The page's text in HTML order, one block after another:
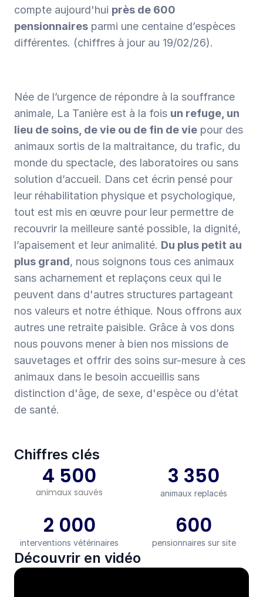
compte aujourd'hui près de 600
pensionnaires parmi une centaine d’espèces
différentes. (chiffres à jour au 19/02/26).
Née de l’urgence de répondre à la souffrance
animale, La Tanière est à la fois un refuge, un
lieu de soins, de vie ou de fin de vie pour des
animaux sortis de la maltraitance, du trafic, du
monde du spectacle, des laboratoires ou sans
solution d’accueil. Dans cet écrin pensé pour
leur réhabilitation physique et psychologique,
tout est mis en œuvre pour leur permettre de
recouvrir la meilleure santé possible, la dignité,
l’apaisement et leur animalité. Du plus petit au
plus grand, nous soignons tous ces animaux
sans acharnement et replaçons ceux qui le
peuvent dans d'autres structures partageant
nos valeurs et notre éthique. Nous offrons aux
autres une retraite paisible. Grâce à vos dons
nous pouvons mener à bien nos missions de
sauvetages et offrir des soins sur-mesure à ces
animaux dans le besoin accueillis sans
distinction d'âge, de sexe, d'espèce ou d’état
de santé.
Chiffres clés
4 500
animaux sauvés
3 350
animaux replacés
2 000
interventions vétérinaires
600
pensionnaires sur site
Découvrir en vidéo